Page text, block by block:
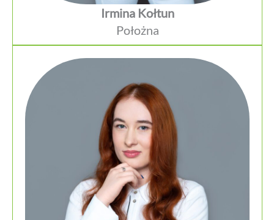
Irmina Kołtun
Położna